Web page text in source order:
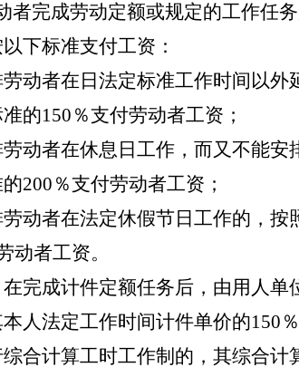
者完成劳动定额或规定的工作任
下标准支付工资：
劳动者在日法定标准工作时间以
的150 ％支付劳动者工资；
劳动者在休息日工作，而又不能
200 ％支付劳动者工资；
劳动者在法定休假节日工作的，
动者工资。
完成计件定额任务后，由用人
人法定工作时间计件单价的150
合计算工时工作制的，其综合